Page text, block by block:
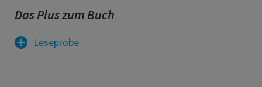
Das Plus zum Buch
Leseprobe